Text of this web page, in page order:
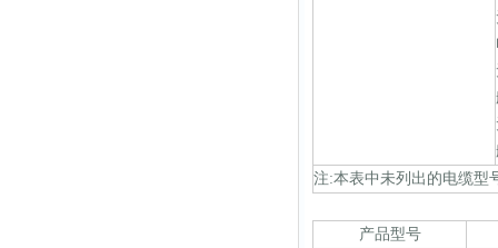
注:本表中未列出的电缆型
产品型号